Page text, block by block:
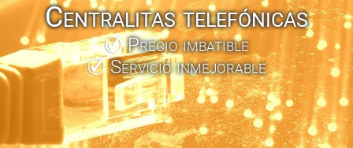
Centralitas telefónicas
Precio imbatible
Servicio inmejorable